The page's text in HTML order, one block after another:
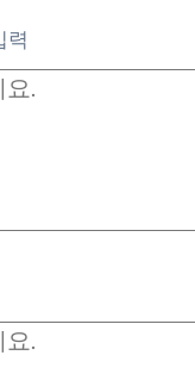
력